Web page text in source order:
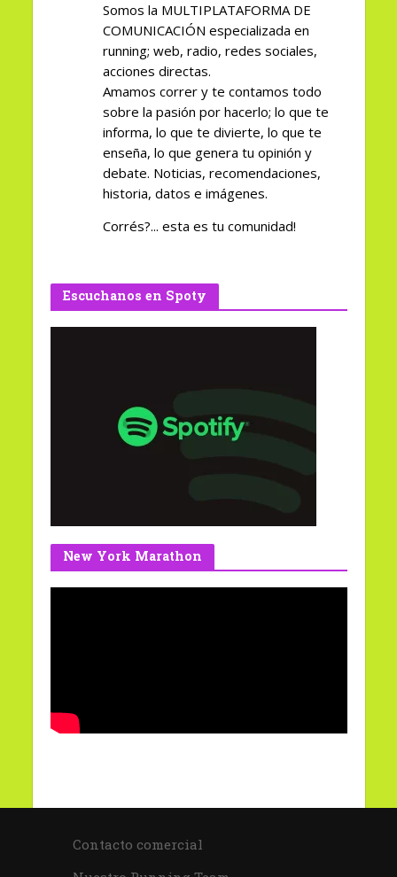
Somos la MULTIPLATAFORMA DE
COMUNICACIÓN especializada en
running; web, radio, redes sociales,
acciones directas.
Amamos correr y te contamos todo
sobre la pasión por hacerlo; lo que te
informa, lo que te divierte, lo que te
enseña, lo que genera tu opinión y
debate. Noticias, recomendaciones,
historia, datos e imágenes.
Corrés?... esta es tu comunidad!
Escuchanos en Spoty
New York Marathon
Contacto comercial